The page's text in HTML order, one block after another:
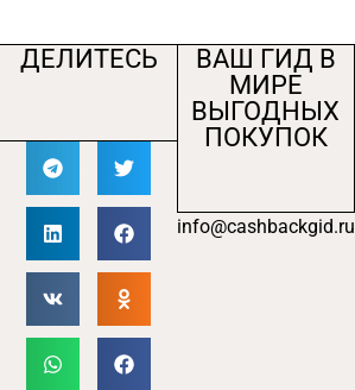
ДЕЛИТЕСЬ
ВАШ ГИД В
МИРЕ
ВЫГОДНЫХ
ПОКУПОК
info@cashbackgid.ru